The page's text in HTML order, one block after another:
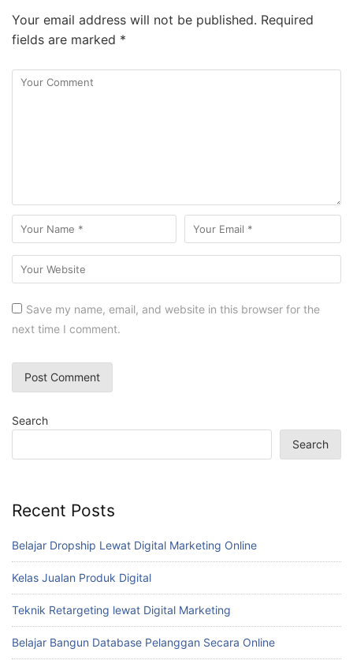
Your email address will not be published. Required
fields are marked *
Save my name, email, and website in this browser for the
next time I comment.
Search
Search
Recent Posts
Belajar Dropship Lewat Digital Marketing Online
Kelas Jualan Produk Digital
Teknik Retargeting lewat Digital Marketing
Belajar Bangun Database Pelanggan Secara Online